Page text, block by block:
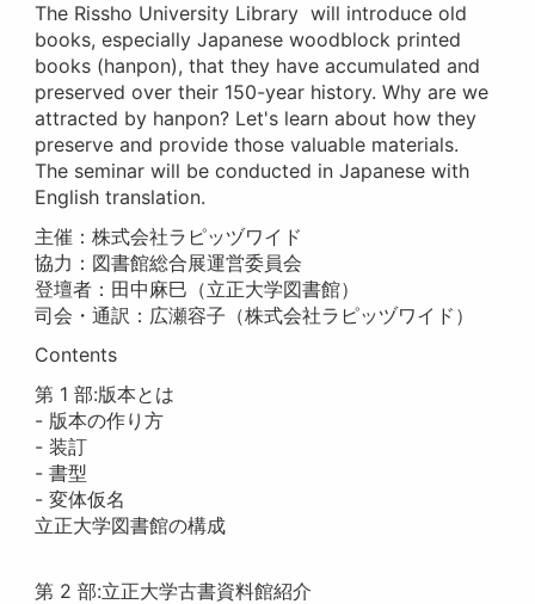
The Rissho University Library will introduce old
books, especially Japanese woodblock printed
books (hanpon), that they have accumulated and
preserved over their 150-year history. Why are we
attracted by hanpon? Let's learn about how they
preserve and provide those valuable materials.
The seminar will be conducted in Japanese with
English translation.
主催：株式会社ラピッヅワイド
協力：図書館総合展運営委員会
登壇者：田中麻巳（立正大学図書館）
司会・通訳：広瀬容子（株式会社ラピッヅワイド）
Contents
第 1 部:版本とは
- 版本の作り方
- 装訂
- 書型
- 変体仮名
立正大学図書館の構成
第 2 部:立正大学古書資料館紹介